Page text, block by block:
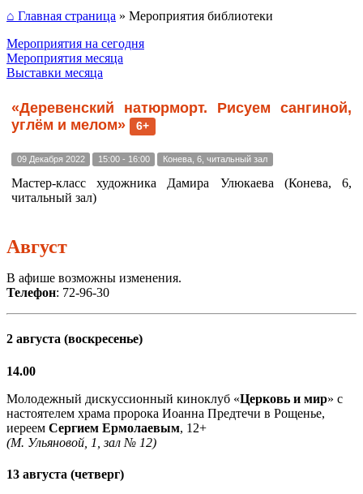
⌂ Главная страница » Мероприятия библиотеки
Мероприятия на сегодня
Мероприятия месяца
Выставки месяца
«Деревенский натюрморт. Рисуем сангиной,
углём и мелом»
6+
09 Декабря 2022 15:00 - 16:00 Конева, 6, читальный зал
Мастер-класс художника Дамира Улюкаева (Конева, 6,
читальный зал)
Август
В афише возможны изменения.
Телефон: 72-96-30
2 августа (воскресенье)
14.00
Молодежный дискуссионный киноклуб «Церковь и мир» с
настоятелем храма пророка Иоанна Предтечи в Рощенье,
иереем Сергием Ермолаевым, 12+
(М. Ульяновой, 1, зал № 12)
13 августа (четверг)